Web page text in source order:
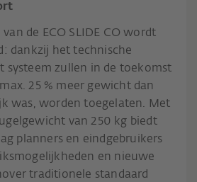
de ECO SLIDE CO wordt
dankzij het technische
systeem zullen in de toekomst
25 % meer gewicht dan
was, worden toegelaten. Met
van 250 kg biedt
planners en eindgebruikers
en nieuwe
traditionele standaard